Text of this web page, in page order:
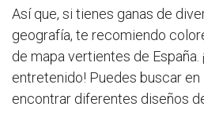
Así que, si tienes ganas de
geografía, te recomiendo
de mapa vertientes de España.
entretenido! Puedes buscar en
encontrar diferentes diseños